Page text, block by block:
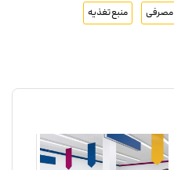
مصرفی منبع تغذیه